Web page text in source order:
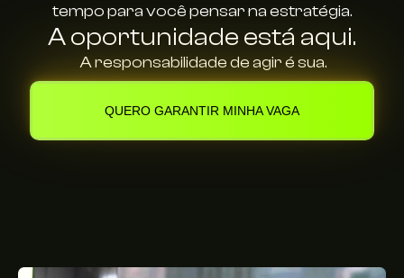
tempo para você pensar na estratégia.
A oportunidade está aqui.
A responsabilidade de agir é sua.
QUERO GARANTIR MINHA VAGA